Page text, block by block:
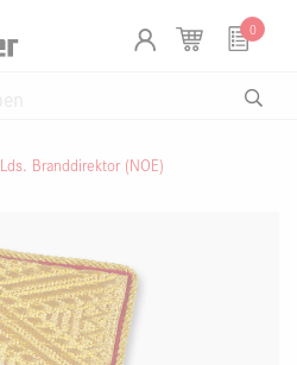
0
Lds. Branddirektor (NOE)